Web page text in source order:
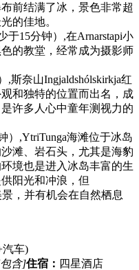
前结满了冰，景色非常超
的佳地。
15分钟）,在Arnarstapi小
的教堂，经常成为摄影师
斯奈山Ingjaldshólskirkja红
和独特的位置而出名，成
许多人心中童年测视力的
）,YtriTunga海滩位于冰岛
滩、岩石头，尤其是海豹
境也是进入冰岛丰富的生
阳光和冲浪，但
，并有机会在自然栖息
汽车)
含]住宿： 四星酒店